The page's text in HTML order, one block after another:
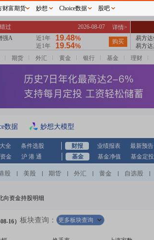
期货 外汇 黄金 银行 基金 理财
数据 妙想大模型
全 条件选股 财报 业绩报表 最新预告
金 沪 港 通 基金 基金净值 基金定投
股 美股 期货 外汇 黄金 自选股
向资金持股明细
16） 板块查询： 更多板块查询
财富期货 妙想 Choice数据 股吧